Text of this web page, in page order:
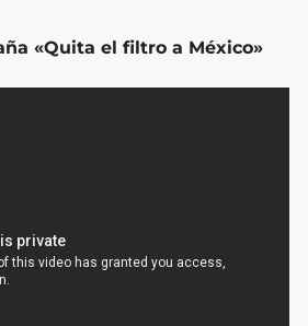
«Quita el filtro a México»